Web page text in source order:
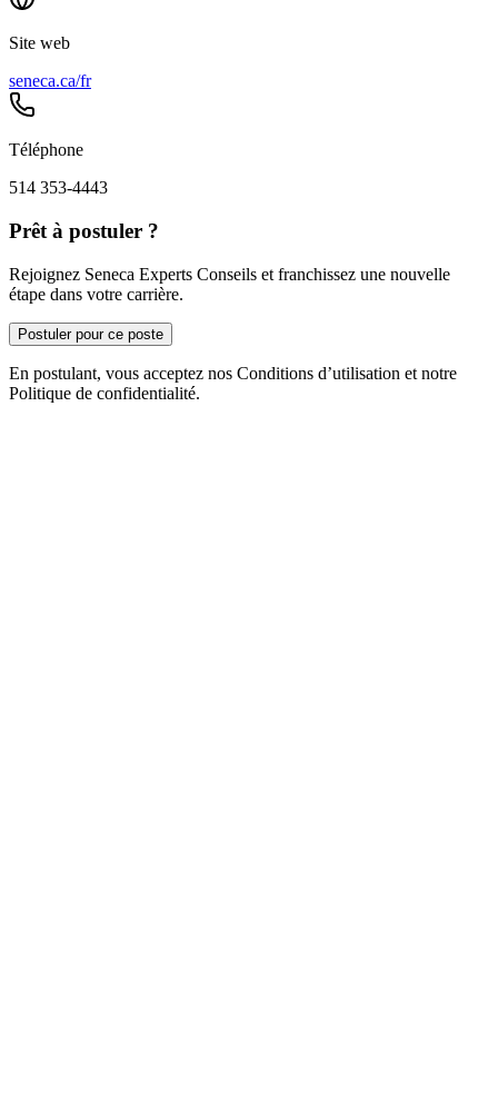
Site web
seneca.ca/fr
Téléphone
514 353-4443
Prêt à postuler ?
Rejoignez Seneca Experts Conseils et franchissez une nouvelle
étape dans votre carrière.
Postuler pour ce poste
En postulant, vous acceptez nos Conditions d’utilisation et notre
Politique de confidentialité.